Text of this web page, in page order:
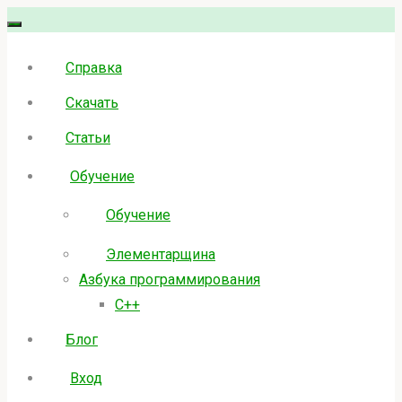
Skip
content
Справка
Скачать
Статьи
Обучение
Обучение
Элементарщина
Азбука программирования
C++
Блог
Вход